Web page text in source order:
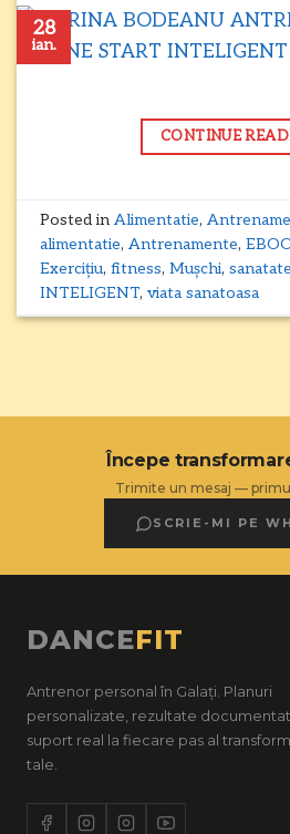
28
ian.
CONTINUE
Posted inAlimentatie,
alimentatie,Antrenamente,
Exercițiu,fitness,Mușchi,
INTELIGENT,viata sanatoasa
Începe
Trimite un mesaj —
SCRIE-MI PE
DANCEFIT
Antrenor personal în Galați. Planuri
personalizate, rezultate
suport real la fiecare pas al
tale.